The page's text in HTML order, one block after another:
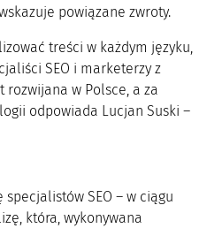
powiązane zwroty.
treści w każdym języku,
SEO i marketerzy z
rozwijana w Polsce, a za
odpowiada Lucjan Suski –
SEO – w ciągu
która, wykonywana